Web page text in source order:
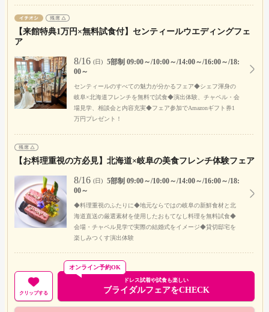
【来館特典1万円×無料試食付】センティールウエディングフェ
ア
8/16 (日)
5部制 09:00～/10:00～/14:00～/16:00～/18:
00～
センティールのすべての魅力が分かるフェア◆シェフ渾身の
岐阜×北海道フレンチを無料で試食◆演出体験、チャペル・会
場見学、相談会と内容充実◆フェア参加でAmazonギフト券1
万円プレゼント！
【お料理重視の方必見】北海道×岐阜の美食フレンチ体験フェア
8/16 (日)
5部制 09:00～/10:00～/14:00～/16:00～/18:
00～
◆料理重視のふたりに◆地元ならではの岐阜の新鮮食材と北
海道直送の厳選素材を使用したおもてなし料理を無料試食◆
会場・チャペル見学で実際の結婚式をイメージ◆貸切邸宅を
楽しみつくす演出体験
クリップする
ドレス試着や試食も楽しい
ブライダルフェアをCHECK
オンライン予約OK